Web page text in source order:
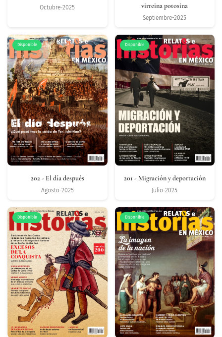
Octubre-2025
virreina potosina
Septiembre-2025
Disponible
202- El día después
Agosto-2025
Disponible
201 - Migración y deportación
Julio-2025
Disponible Disponible